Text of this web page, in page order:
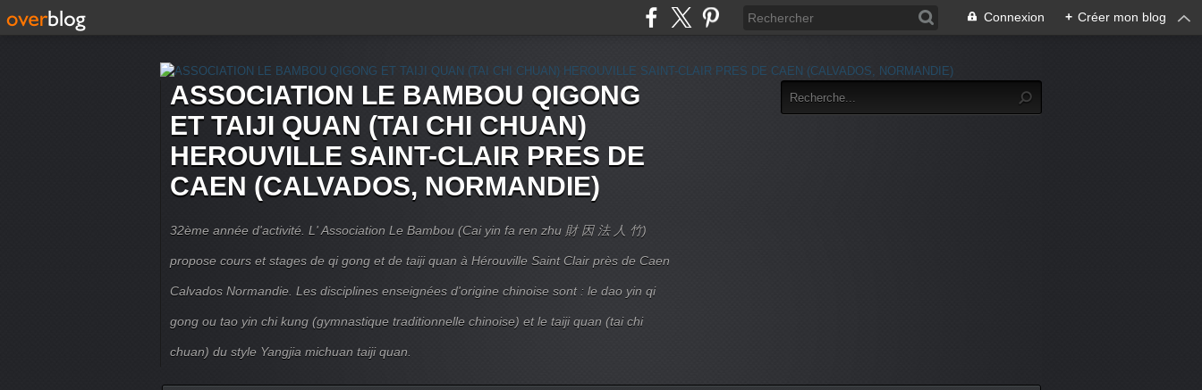
Connexion + Créer mon blog
ASSOCIATION LE BAMBOU QIGONG
ET TAIJI QUAN (TAI CHI CHUAN)
HEROUVILLE SAINT-CLAIR PRES DE
CAEN (CALVADOS, NORMANDIE)
32ème année d'activité. L' Association Le Bambou (Cai yin fa ren zhu 財 因 法 人 竹)
propose cours et stages de qi gong et de taiji quan à Hérouville Saint Clair près de Caen
Calvados Normandie. Les disciplines enseignées d'origine chinoise sont : le dao yin qi
gong ou tao yin chi kung (gymnastique traditionnelle chinoise) et le taiji quan (tai chi
chuan) du style Yangjia michuan taiji quan.